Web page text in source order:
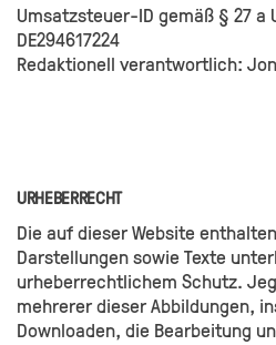
Umsatzsteuer-ID gemäß § 27
DE294617224
Redaktionell verantwortlich:
URHEBERRECHT
Die auf dieser Website
Darstellungen sowie Texte
urheberrechtlichem Schutz.
mehrerer dieser Abbildungen,
Downloaden, die Bearbeitung